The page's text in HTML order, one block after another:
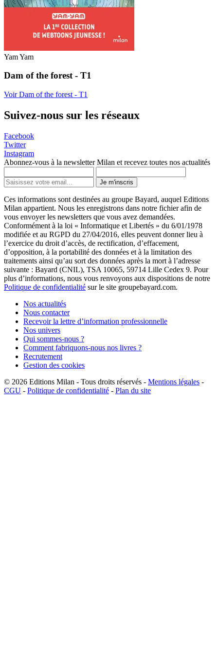
Yam Yam
Dam of the forest - T1
Voir Dam of the forest - T1
Suivez-nous sur les réseaux
Facebook
Twitter
Instagram
Abonnez-vous à la newsletter Milan et recevez toutes nos actualités
Je m'inscris
Ces informations sont destinées au groupe Bayard, auquel Editions
Milan appartient. Nous les enregistrons dans notre fichier afin de
vous envoyer les newsletters que vous avez demandées.
Conformément à la loi « Informatique et Libertés » du 6/01/1978
modifiée et au RGPD du 27/04/2016, elles peuvent donner lieu à
l’exercice du droit d’accès, de rectification, d’effacement,
d’opposition, à la portabilité des données et à la limitation des
traitements ainsi qu’au sort des données après la mort à l’adresse
suivante : Bayard (CNIL), TSA 10065, 59714 Lille Cedex 9. Pour
plus d’informations, nous vous renvoyons aux dispositions de notre
Politique de confidentialité sur le site groupebayard.com.
Nos actualités
Nous contacter
Recevoir la lettre d’information professionnelle
Nos univers
Qui sommes-nous ?
Comment fabriquons-nous nos livres ?
Recrutement
Gestion des cookies
© 2026 Editions Milan - Tous droits réservés - Mentions légales -
CGU - Politique de confidentialité - Plan du site